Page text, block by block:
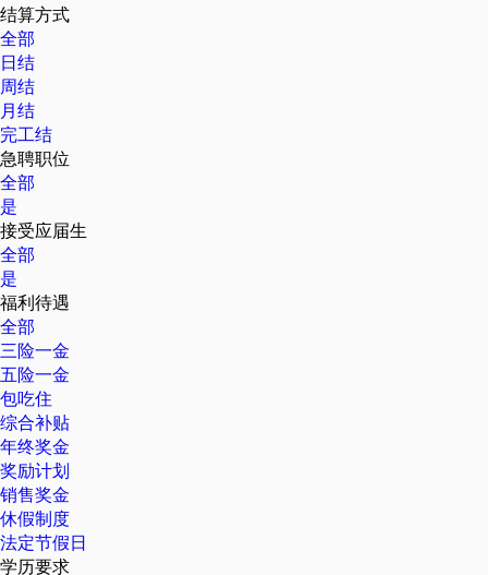
结算方式
全部
日结
周结
月结
完工结
急聘职位
全部
是
接受应届生
全部
是
福利待遇
全部
三险一金
五险一金
包吃住
综合补贴
年终奖金
奖励计划
销售奖金
休假制度
法定节假日
学历要求